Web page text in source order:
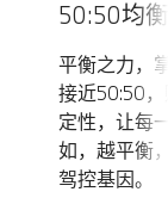
50:50均
平衡之力，
接近50:50
定性，让每
如，越平衡
驾控基因。